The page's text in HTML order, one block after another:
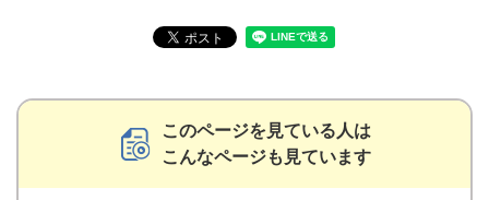
このページを見ている人は
こんなページも見ています